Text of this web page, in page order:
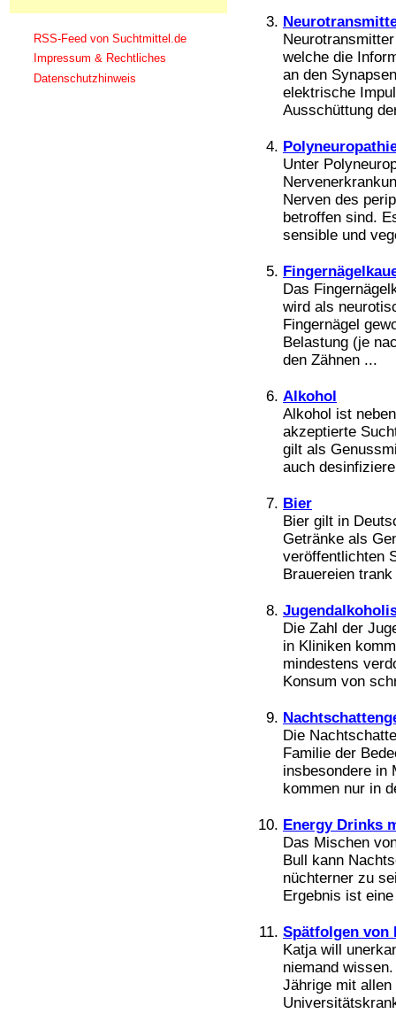
welche die
an den
elektrische
Ausschüttung
Unter
Nerven des
betroffen sind.
sensible und
Das
wird als
Fingernägel
Belastung (je
den Zähnen ...
Alkohol
Alkohol ist
akzeptierte
gilt als
auch
Bier
Bier gilt in
Getränke als
veröffentlichten
Brauereien
Die Zahl der
in Kliniken
mindestens
Konsum von
Die
Familie der
insbesondere in
kommen nur in
Energy Drinks
Das Mischen
Bull kann
nüchterner zu
Ergebnis ist
Spätfolgen von
Katja will
niemand
Jährige mit
Co-Abhängigkeit
Computersucht
Ess-Brechsucht
Essstörungen
Fernsehsucht
RSS-Feed von Suchtmittel.de
Impressum & Rechtliches
Datenschutzhinweis